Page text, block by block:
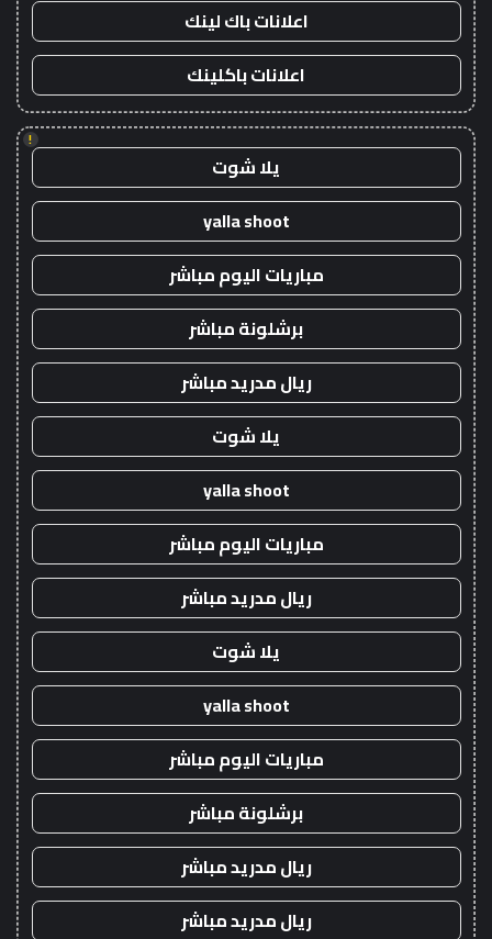
اعلانات باك لينك
اعلانات باكلينك
!
يلا شوت
yalla shoot
مباريات اليوم مباشر
برشلونة مباشر
ريال مدريد مباشر
يلا شوت
yalla shoot
مباريات اليوم مباشر
ريال مدريد مباشر
يلا شوت
yalla shoot
مباريات اليوم مباشر
برشلونة مباشر
ريال مدريد مباشر
ريال مدريد مباشر